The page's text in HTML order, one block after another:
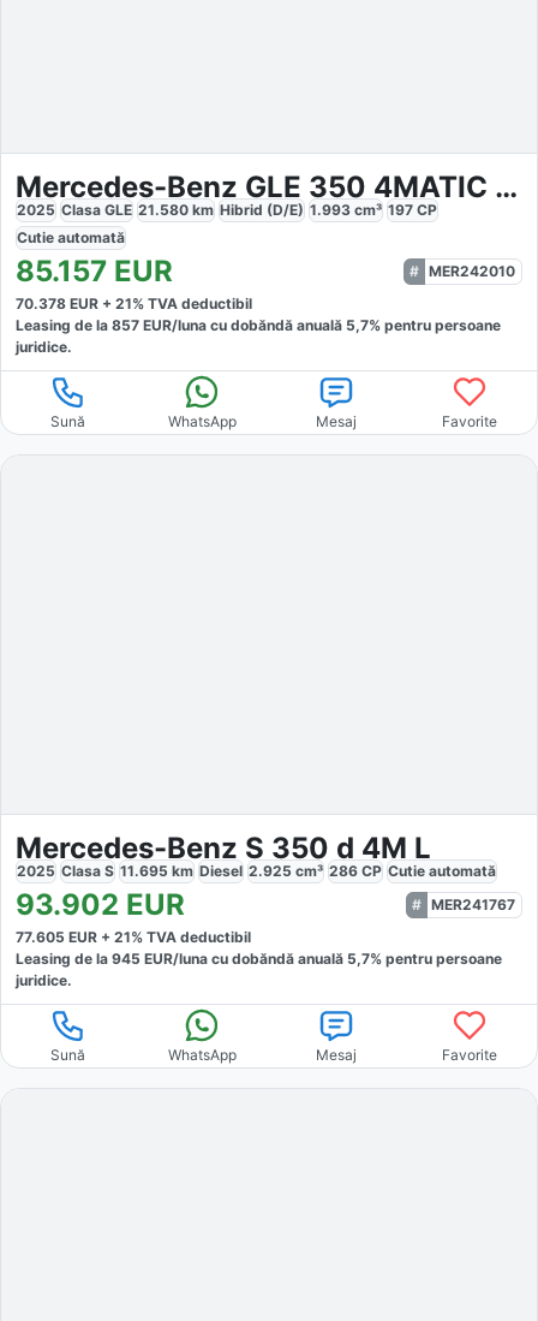
Mercedes-Benz GLE 350 4MATIC AMG PREMIUM 22 Pano AHK
2025 Clasa GLE 21.580 km Hibrid (D/E) 1.993 cm³ 197 CP
Cutie automată
85.157 EUR
MER242010
70.378 EUR + 21% TVA deductibil
Leasing de la 857 EUR/luna cu dobăndă anuală 5,7% pentru persoane
juridice.
Sună WhatsApp Mesaj Favorite
Mercedes-Benz S 350 d 4M L
2025 Clasa S 11.695 km Diesel 2.925 cm³ 286 CP Cutie automată
93.902 EUR
MER241767
77.605 EUR + 21% TVA deductibil
Leasing de la 945 EUR/luna cu dobăndă anuală 5,7% pentru persoane
juridice.
Sună WhatsApp Mesaj Favorite